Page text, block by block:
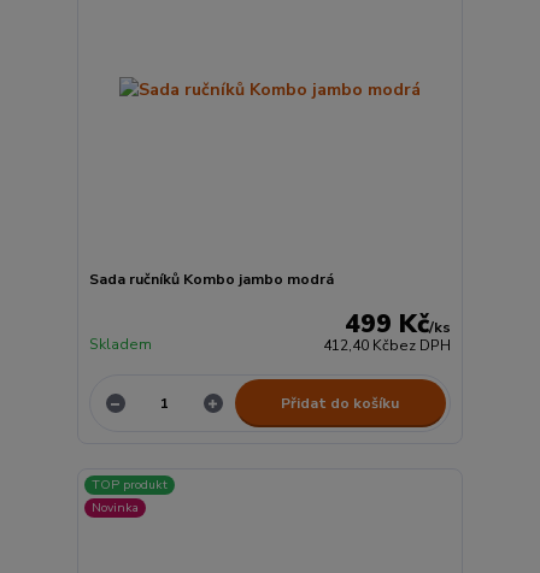
Sada ručníků Kombo jambo modrá
499 Kč/ks
412,40 Kčbez DPH
Skladem
Přidat do košíku
TOP produkt
Novinka